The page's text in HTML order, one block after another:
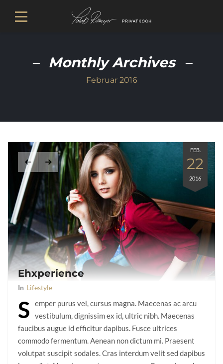
Monthly Archives
Februar 2016
FEB.
22
2016
Ehxperience
In Lifestyle
S
emper purus vel, cursus magna. Maecenas ac arcu
vestibulum, dignissim ex id, ultric nibh. Maecenas
faucibus augue id efficitur dapibus. Fusce ultrices
commodo fermentum. Aenean non dictum mi. Praesent
volutpat suscipit sodales. Cras interdum velit sed dapibus